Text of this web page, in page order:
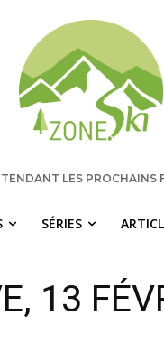
LES PROCHAINS
SÉRIES
13